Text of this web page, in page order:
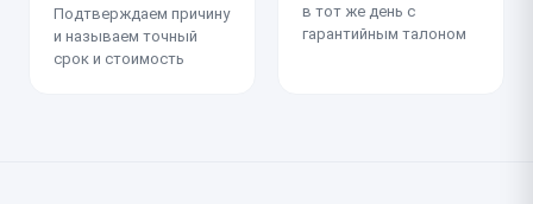
Подтверждаем причину
и называем точный
срок и стоимость
в тот же день с
гарантийным талоном